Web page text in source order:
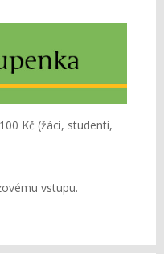
Kč (žáci, studenti,
vstupu.